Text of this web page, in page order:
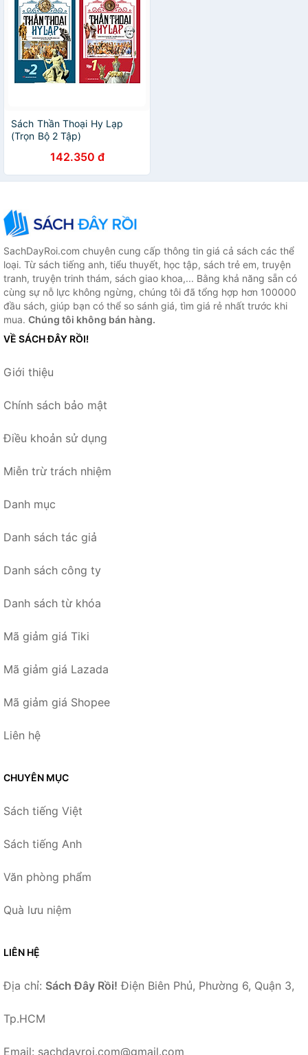
Sách Thần Thoại Hy Lạp
(Trọn Bộ 2 Tập)
142.350 đ
SachDayRoi.com chuyên cung cấp thông tin giá cả sách các thể
loại. Từ sách tiếng anh, tiểu thuyết, học tập, sách trẻ em, truyện
tranh, truyện trinh thám, sách giao khoa,... Bằng khả năng sẵn có
cùng sự nỗ lực không ngừng, chúng tôi đã tổng hợp hơn 100000
đầu sách, giúp bạn có thể so sánh giá, tìm giá rẻ nhất trước khi
mua. Chúng tôi không bán hàng.
VỀ SÁCH ĐÂY RỒI!
Giới thiệu
Chính sách bảo mật
Điều khoản sử dụng
Miễn trừ trách nhiệm
Danh mục
Danh sách tác giả
Danh sách công ty
Danh sách từ khóa
Mã giảm giá Tiki
Mã giảm giá Lazada
Mã giảm giá Shopee
Liên hệ
CHUYÊN MỤC
Sách tiếng Việt
Sách tiếng Anh
Văn phòng phẩm
Quà lưu niệm
LIÊN HỆ
Địa chỉ: Sách Đây Rồi! Điện Biên Phủ, Phường 6, Quận 3,
Tp.HCM
Email: sachdayroi.com@gmail.com